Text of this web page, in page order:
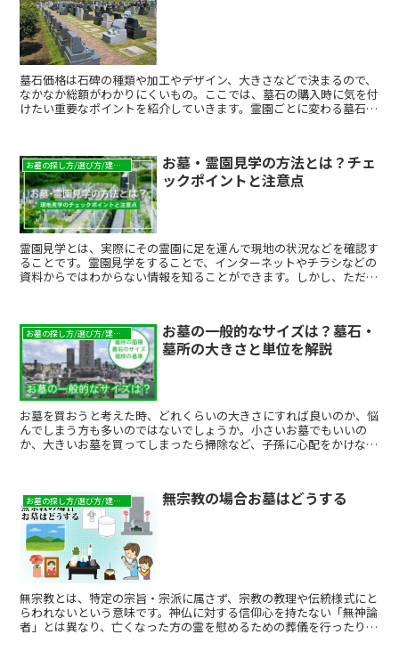
墓石価格は石碑の種類や加工やデザイン、大きさなどで決まるので、
なかなか総額がわかりにくいもの。ここでは、墓石の購入時に気を付
けたい重要なポイントを紹介していきます。霊園ごとに変わる墓石の
お墓の探し方/選び方/建て方
お墓・霊園見学の方法とは？チェ
ックポイントと注意点
霊園見学とは、実際にその霊園に足を運んで現地の状況などを確認す
ることです。霊園見学をすることで、インターネットやチラシなどの
資料からではわからない情報を知ることができます。しかし、ただ見
について確認しておくことが大切です。 そこで、今回は霊園見学の
際に見ておくべきポイントや、見学の際に持参すると便利なもの、霊
園の申し込み方法などについて詳しくご紹介します。霊園を比較する
際にぜひご活用ください。
お墓の探し方/選び方/建て方
お墓の一般的なサイズは？墓石・
墓所の大きさと単位を解説
お墓を買おうと考えた時、どれくらいの大きさにすれば良いのか、悩
んでしまう方も多いのではないでしょうか。小さいお墓でもいいの
か、大きいお墓を買ってしまったら掃除など、子孫に心配をかけない
ぜひ参考にしてみてください。
お墓の探し方/選び方/建て方 無宗教の場合お墓はどうする
無宗教とは、特定の宗旨・宗派に属さず、宗教の教理や伝統様式にと
らわれないという意味です。神仏に対する信仰心を持たない「無神論
者」とは異なり、亡くなった方の霊を慰めるための葬儀を行ったり、